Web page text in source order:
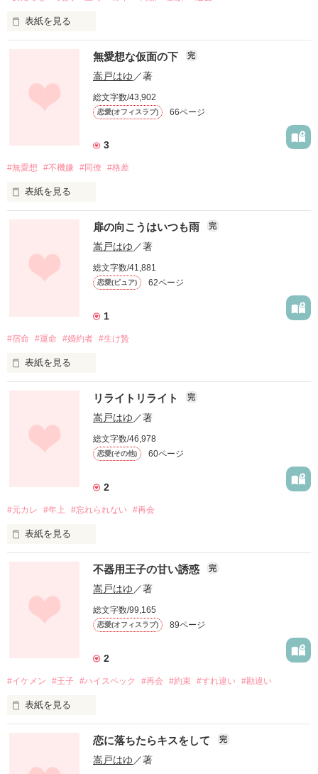
楽しんでいただけたら幸いです
＊＊＊
素敵なレビューありがとうございます
宮崎和馬 みやざき かずま ２７歳
真野穂花が通う心療内科医師
如月薫 きさらぎ かおる ３３歳
ランキングに載りました！
これもひとえに皆様が読んでくださったお陰です
この作品は無理かな……と思っていたので違った意味で嬉しい
かんたん感想して下さった方もありがとうございます
書いていく励みにとってもなっています！
大谷翔吾　莉緒の会社で同期　２４歳
鮫島郁　伶央が唯一、心を許す人　２２歳
一夜の過ちを犯してしまって
コーチのお礼代わりにコーチの期間だけの
恋人関係を求められた
それってただのセフレでしょ！？
時折、見せる優しさ
激しく求められる熱情に心揺さぶられて
中原美希　可愛くなれない25歳　ＯＬ
高坂蒼葉　自称モテ男18歳　有名国立大学学生
ランキングに載りました！
ありがとうございます！！
表紙を見る
人たらしの女たらし
営業成績は課でトップだけれど
とにかく女関係がだらしない
なんて最低な言葉をほざいている
南の魔女と揶揄されて疎まれていた
男はもちろん人との付き合いも
全てを諦めていた心の隙間に
厄介な加賀さんが入り込んで来て……
南 英里：主人公　美人で誤解されやすい
早川 隼人：人がいい　同僚
植田 武蔵：同僚で加賀の旧友
ランキングに載りました！
これもひとえに皆様が読んでくださったお陰です
作品を読む
無愛想な仮面の下 完
嵩戸はゆ ／著
総文字数/43,902
恋愛(オフィスラブ) 66ページ
3
#無愛想 #不機嫌 #同僚 #格差
表紙を見る
最初は天敵だったのに
いつからか気づけば目で追っていた
モジャ仙人こと佐久間悠斗
無愛想でいつも不機嫌な彼
２人の行方は
佐久間の悪友　２７歳
清水沙羅:
主人公の友達　２３歳
扉の向こうはいつも雨 完
嵩戸はゆ／著
総文字数/41,881
恋愛(ピュア) 62ページ
1
#宿命 #運命 #婚約者 #生け贄
表紙を見る
逃れられない宿命
生け贄として捧げられる樋口桃香
名家の樋口家と辻本家
樋口家の長女として生まれた桃香
辻本家の長男であり
神の子と揶揄される宗一郎
古き良き伝統……
いや、古き悪しき伝統に翻弄された
２人の運命は絡まり縺れていく
神の子と言われる所以
透き通るような澄んだブルーと
何もかもを射抜く曇りのない薄いブラウン
両色を併せ持つ不思議な瞳は何を映すのか
悲しみを宿す宗一郎の瞳に
微かな恋心を抱いていく桃香は………
リライトリライト 完
嵩戸はゆ／著
総文字数/46,978
恋愛(その他) 60ページ
2
#元カレ #年上 #忘れられない #再会
表紙を見る
そんな彼と再会したら……。
会うだけで彼との思い出も匂いも何もかも一気にあの頃へ引き
戻される。
卒業して仕事を始めた彼のいない生活。
好きで好きで仕方なかった元彼の隆弘。
元彼を思い続ける朋花を優しく包み込む
同僚の佐野主任。
朋花の恋の行方は………。
不器用王子の甘い誘惑 完
嵩戸はゆ ／著
総文字数/99,165
恋愛(オフィスラブ) 89ページ
2
#イケメン #王子 #ハイスペック #再会 #約束 #すれ違い #勘違い
表紙を見る
おとぎ話の王子様に憧れていた女の子
恋に落ちたらキスをして 完
嵩戸はゆ ／著